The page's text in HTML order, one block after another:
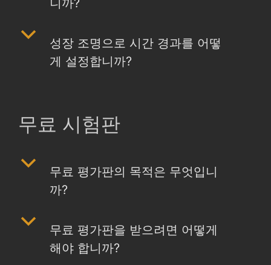
니까?
b
성장 조명으로 시간 경과를 어떻
게 설정합니까?
무료 시험판
b
무료 평가판의 목적은 무엇입니
까?
b
무료 평가판을 받으려면 어떻게
해야 합니까?